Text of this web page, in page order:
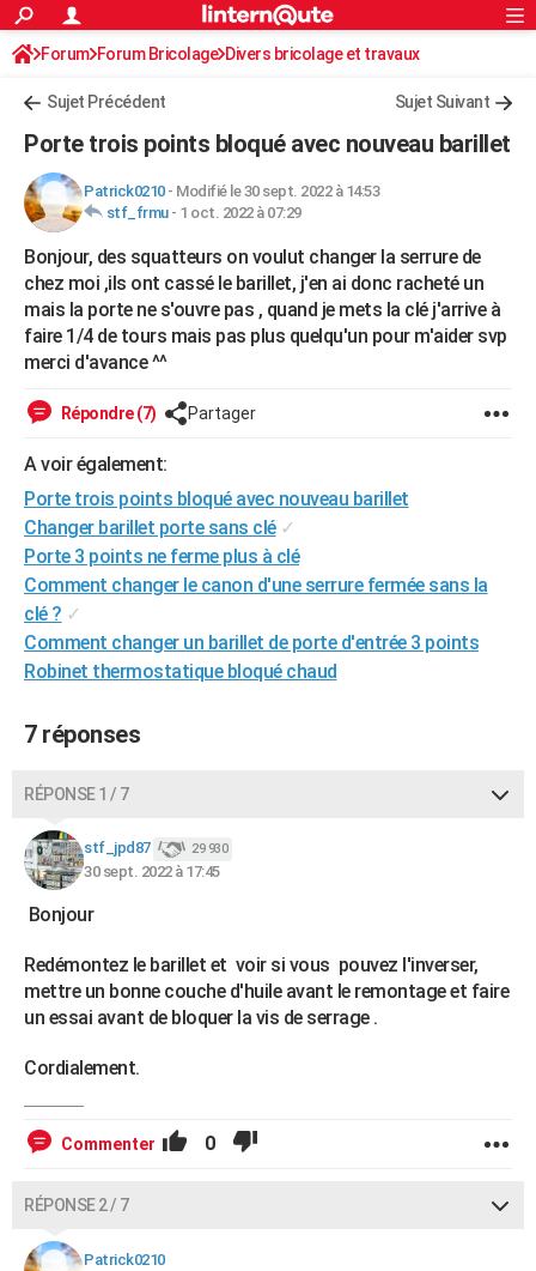
ACTUALITÉS
Politique
Société
Faits Divers
Education
Monde
Villes
+
FINANCE
Retraite
Impôts
Epargne
Immobilier
Risques naturels par ville
Banque
Assurance
Crédit
AUTO
Essais
Réserver un essai
Citadines
Berlines
SUV
Forum auto
+HIGH-TECH
Mobiles
Meilleur smartphone
Internet
Ordinateurs
Jeux vidéo
Guide high-tech
+BRICOLAGE
Forum
Aménagement intérieur
Extérieur
Cuisine
Salle de bains
Jardinage
Rangement
WEEK-END
Guides de France
Escapades
Patrimoine
Expositions
Musées
Week-end nature
LIFESTYLE
Art de vivre
Bien-être
Loisirs
Mode
Modes de vie
SANTE
Alimentation
Guide de la santé
Maladies
Médicaments
Sommeil
VOYAGE
Destinations
City break
Voyage nature
Voyage de noces
Forum
Climat
+PHOTO
GUIDES D'ACHAT
BONS PLANS
Carte de Noël
Carte Bonne année
Carte Saint-Valentin
Carte Pâques
Carte d'anniversaire
Dictionnaire
Biographies
Citations
Expressions
Proverbes
COPAINS D'AVANT
AVIS DE DÉCÈS
FORUM
Bricolage
Lifestyle
Culture
Sport
Auto
Television
Voyage
Cinema
Rechercher
S'inscrire
Connexion
Forum Forum Bricolage Divers bricolage et travaux
Sujet Précédent Sujet Suivant
Porte trois points bloqué avec nouveau barillet
Patrick0210- Modifié le 30 sept. 2022 à 14:53
stf_frmu- 1 oct. 2022 à 07:29
Bonjour, des squatteurs on voulut changer la serrure de
chez moi ,ils ont cassé le barillet, j'en ai donc racheté un
mais la porte ne s'ouvre pas , quand je mets la clé j'arrive à
faire 1/4 de tours mais pas plus quelqu'un pour m'aider svp
merci d'avance ^^
Répondre (7) Partager
A voir également:
Porte trois points bloqué avec nouveau barillet
Changer barillet porte sans clé ✓
Porte 3 points ne ferme plus à clé
Comment changer le canon d'une serrure fermée sans la
clé ? ✓
Comment changer un barillet de porte d'entrée 3 points
Robinet thermostatique bloqué chaud
7 réponses
RÉPONSE 1 / 7
stf_jpd87 29 930
30 sept. 2022 à 17:45
Bonjour
Redémontez le barillet et voir si vous pouvez l'inverser,
mettre un bonne couche d'huile avant le remontage et faire
un essai avant de bloquer la vis de serrage .
Cordialement.
Commenter 0
RÉPONSE 2 / 7
Patrick0210